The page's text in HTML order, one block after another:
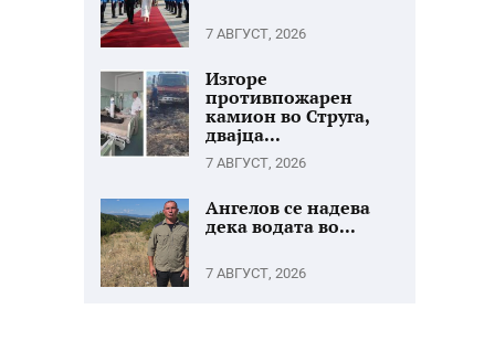
7 АВГУСТ, 2026
Изгоре
противпожарен
камион во Струга,
двајца...
7 АВГУСТ, 2026
Ангелов се надева
дека водата во...
7 АВГУСТ, 2026